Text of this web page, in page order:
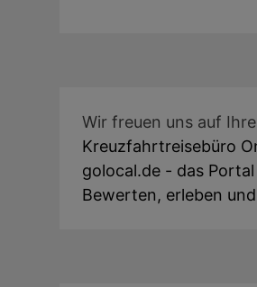
Wir freuen uns auf
Kreuzfahrtreisebüro
golocal.de - das
Bewerten, erleben